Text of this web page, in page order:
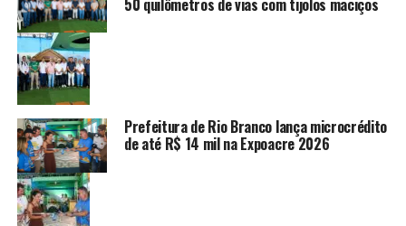
Prefeitura de Rio Branco lança microcrédito
de até R$ 14 mil na Expoacre 2026